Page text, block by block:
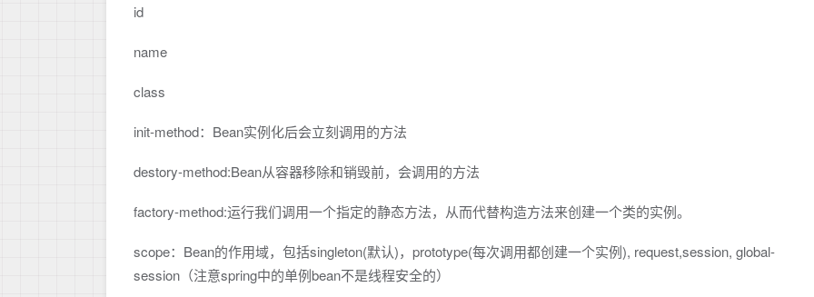
id
name
class
init-method：Bean实例化后会立刻调用的方法
destory-method:Bean从容器移除和销毁前，会调用的方法
factory-method:运行我们调用一个指定的静态方法，从而代替构造方法来创建一个类的实例。
scope：Bean的作用域，包括singleton(默认)，prototype(每次调用都创建一个实例), request,session, global-
session（注意spring中的单例bean不是线程安全的）